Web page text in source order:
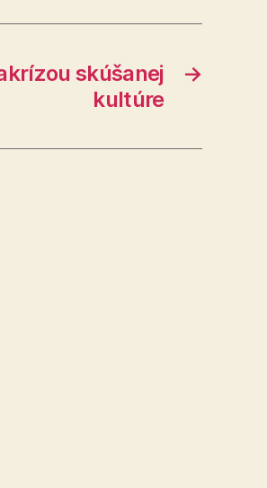
→
skúšanej
kultúre